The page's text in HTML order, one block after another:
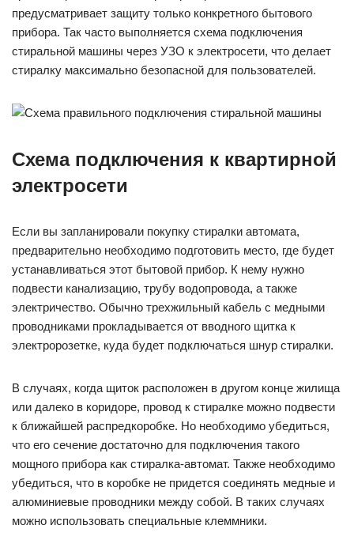
предусматривает защиту только конкретного бытового
прибора. Так часто выполняется схема подключения
стиральной машины через УЗО к электросети, что делает
стиралку максимально безопасной для пользователей.
Схема подключения к квартирной
электросети
Если вы запланировали покупку стиралки автомата,
предварительно необходимо подготовить место, где будет
устанавливаться этот бытовой прибор. К нему нужно
подвести канализацию, трубу водопровода, а также
электричество. Обычно трехжильный кабель с медными
проводниками прокладывается от вводного щитка к
электророзетке, куда будет подключаться шнур стиралки.
В случаях, когда щиток расположен в другом конце жилища
или далеко в коридоре, провод к стиралке можно подвести
к ближайшей распредкоробке. Но необходимо убедиться,
что его сечение достаточно для подключения такого
мощного прибора как стиралка-автомат. Также необходимо
убедиться, что в коробке не придется соединять медные и
алюминиевые проводники между собой. В таких случаях
можно использовать специальные клеммники.